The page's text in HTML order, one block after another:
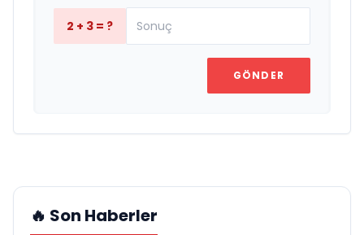
2 + 3 = ?
GÖNDER
🔥 Son Haberler